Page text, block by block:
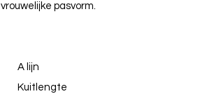
pasvorm.
A lijn
Kuitlengte